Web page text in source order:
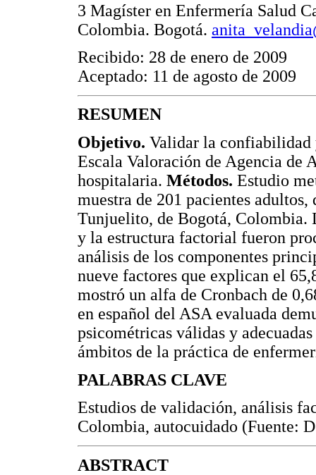
3 Magíster en Enfermería Salud
Colombia. Bogotá.
Recibido: 28 de enero de 2009
Aceptado: 11 de agosto de 2009
RESUMEN
Objetivo. Validar la confiabilidad
Escala Valoración de Agencia de
hospitalaria. Métodos. Estudio
muestra de 201 pacientes
Tunjuelito, de Bogotá, Colombia.
y la estructura factorial fueron
análisis de los componentes
nueve factores que explican el
mostró un alfa de Cronbach de
en español del ASA evaluada
psicométricas válidas y
ámbitos de la práctica de
PALABRAS CLAVE
Estudios de validación, análisis
Colombia, autocuidado (Fuente:
ABSTRACT